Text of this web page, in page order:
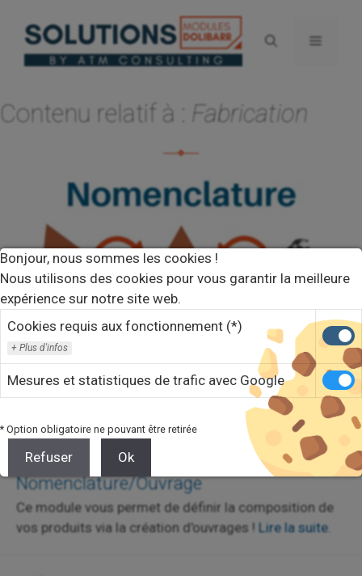
contenu
Contenu relatif à : Fabrication
Module : Nomenclature
Nomenclature/Ouvrage
Ce module vous permet de définir la composition de
vos produits via la création d'ouvrages ! Lire la suite.
Bonjour, nous sommes les cookies !
Nous utilisons des cookies pour vous garantir la meilleure
expérience sur notre site web.
Cookies requis aux fonctionnement (*)
Plus d'infos
Mesures et statistiques de trafic avec Google
* Option obligatoire ne pouvant être retirée
Refuser Ok